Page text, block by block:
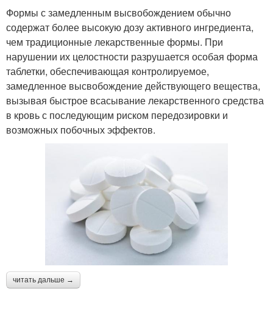
Формы с замедленным высвобождением обычно
содержат более высокую дозу активного ингредиента,
чем традиционные лекарственные формы. При
нарушении их целостности разрушается особая форма
таблетки, обеспечивающая контролируемое,
замедленное высвобождение действующего вещества,
вызывая быстрое всасывание лекарственного средства
в кровь с последующим риском передозировки и
возможных побочных эффектов.
читать дальше →